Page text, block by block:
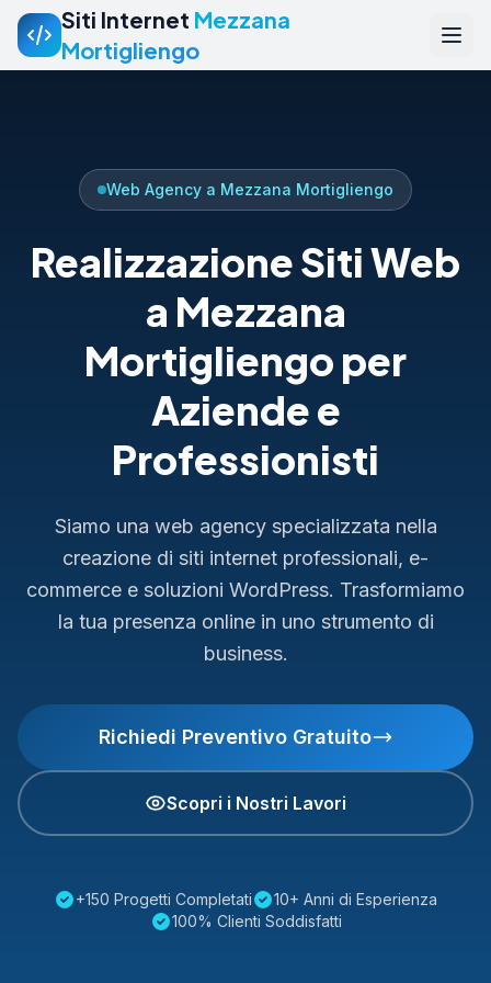
Siti Internet Mezzana
Mortigliengo
Web Agency a Mezzana Mortigliengo
Realizzazione Siti Web
a Mezzana
Mortigliengo per
Aziende e
Professionisti
Siamo una web agency specializzata nella
creazione di siti internet professionali, e-
commerce e soluzioni WordPress. Trasformiamo
la tua presenza online in uno strumento di
business.
Richiedi Preventivo Gratuito
Scopri i Nostri Lavori
+150 Progetti Completati
10+ Anni di Esperienza
100% Clienti Soddisfatti